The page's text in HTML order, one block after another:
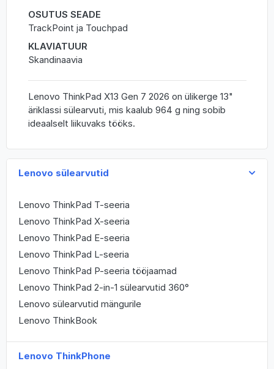
Lenovo sülearvutid
Lenovo ThinkPad T-seeria
Lenovo ThinkPad X-seeria
Lenovo ThinkPad E-seeria
Lenovo ThinkPad L-seeria
Lenovo ThinkPad P-seeria tööjaamad
Lenovo ThinkPad 2-in-1 sülearvutid 360°
Lenovo sülearvutid mängurile
Lenovo ThinkBook
Lenovo ThinkPhone
OSUTUS SEADE
TrackPoint ja Touchpad
KLAVIATUUR
Skandinaavia
Lenovo ThinkPad X13 Gen 7 2026 on ülikerge 13"
äriklassi sülearvuti, mis kaalub 964 g ning sobib
ideaalselt liikuvaks tööks.